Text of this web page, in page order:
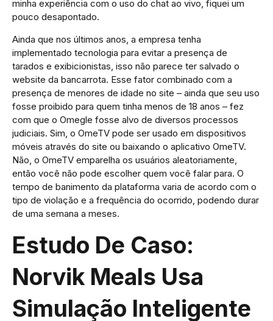
minha experiência com o uso do chat ao vivo, fiquei um
pouco desapontado.
Ainda que nos últimos anos, a empresa tenha
implementado tecnologia para evitar a presença de
tarados e exibicionistas, isso não parece ter salvado o
website da bancarrota. Esse fator combinado com a
presença de menores de idade no site – ainda que seu uso
fosse proibido para quem tinha menos de 18 anos – fez
com que o Omegle fosse alvo de diversos processos
judiciais. Sim, o OmeTV pode ser usado em dispositivos
móveis através do site ou baixando o aplicativo OmeTV.
Não, o OmeTV emparelha os usuários aleatoriamente,
então você não pode escolher quem você falar para. O
tempo de banimento da plataforma varia de acordo com o
tipo de violação e a frequência do ocorrido, podendo durar
de uma semana a meses.
Estudo De Caso:
Norvik Meals Usa
Simulação Inteligente